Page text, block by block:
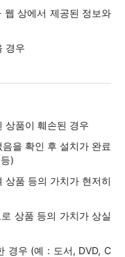
웹 상에서 제공된 정보와
경우
상품이 훼손된 경우
을 확인 후 설치가 완료
)
상품 등의 가치가 현저히
상품 등의 가치가 상실
경우 (예 : 도서, DVD, C